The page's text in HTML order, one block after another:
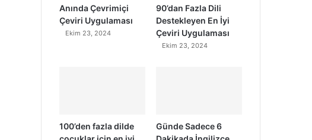
Anında Çevrimiçi
Çeviri Uygulaması
Ekim 23, 2024
90’dan Fazla Dili
Destekleyen En İyi
Çeviri Uygulaması
Ekim 23, 2024
100’den fazla dilde
Günde Sadece 6